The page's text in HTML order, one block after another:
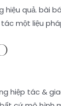
hiệu quả. bài
một liệu
hiệp tác &